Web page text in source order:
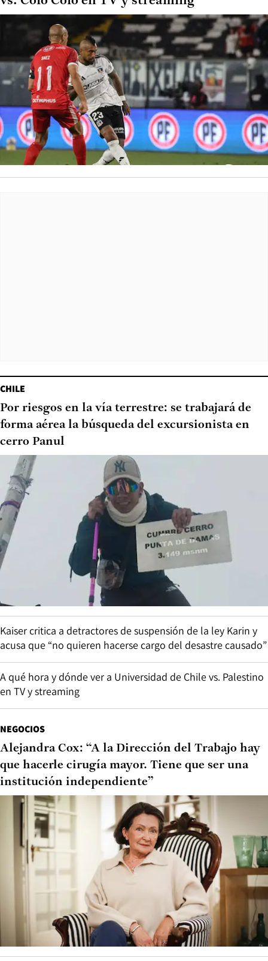
CHILE
Por riesgos en la vía terrestre: se trabajará de
forma aérea la búsqueda del excursionista en
cerro Panul
Kaiser critica a detractores de suspensión de la ley Karin y
acusa que “no quieren hacerse cargo del desastre causado”
A qué hora y dónde ver a Universidad de Chile vs. Palestino
en TV y streaming
NEGOCIOS
Alejandra Cox: “A la Dirección del Trabajo hay
que hacerle cirugía mayor. Tiene que ser una
institución independiente”